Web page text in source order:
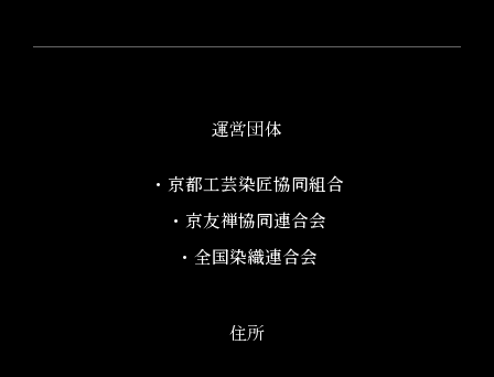
運営団体
・京都工芸染匠協同組合​
・京友禅協同連合会
・全国染織連合会
住所